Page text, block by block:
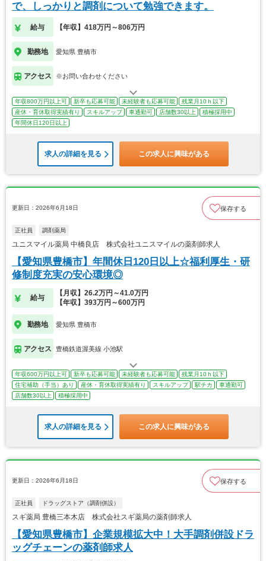
で、しっかりと調剤について勉強できます。
給与 【年収】418万円～806万円
勤務地 愛知県 豊橋市
アクセス ※お問い合わせください
年収800万円以上可 新卒も応募可能 未経験者も応募可能
残業月10ｈ以下
産休・育休取得実績有り
スキルアップ 車通勤可 店舗数30以上
積極採用中
年間休日120日以上
求人の詳細を見る この求人に興味がある
更新日：2026年6月18日 保存する
正社員 調剤薬局
ユニスマイル薬局 中橋良店 株式会社ユニスマイルの薬剤師求人
【愛知県豊橋市】年間休日120日以上☆福利厚生・研
修制度充実の安心環境◎
給与
【月収】26.2万円～41.0万円
【年収】393万円～600万円
勤務地 愛知県 豊橋市
アクセス 豊橋鉄道渥美線 小池駅
年収600万円以上可 新卒も応募可能 未経験者も応募可能
残業月10ｈ以下
住宅補助（手当）あり
産休・育休取得実績有り スキルアップ 駅チカ
車通勤可
店舗数30以上
積極採用中
求人の詳細を見る この求人に興味がある
更新日：2026年6月18日 保存する
正社員 ドラッグストア（調剤併設）
スギ薬局 豊橋三本木店 株式会社スギ薬局の薬剤師求人
【愛知県豊橋市】企業規模拡大中！大手調剤併設ドラ
ッグチェーンの薬剤師求人